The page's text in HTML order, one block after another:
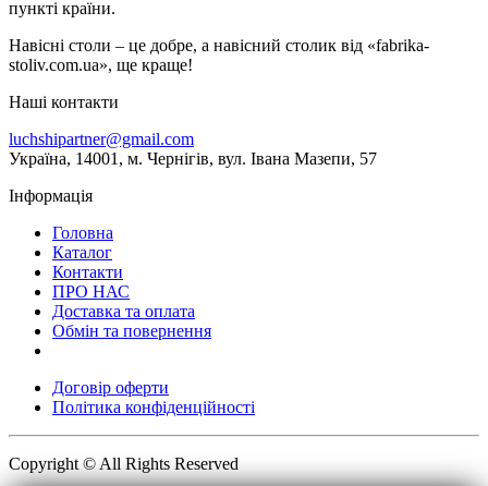
пункті країни.
Навісні столи – це добре, а навісний столик від «fabrika-
stoliv.com.ua», ще краще!
Наші контакти
luchshipartner@gmail.com
Українa, 14001, м. Чернігів, вул. Івана Мазепи, 57
Інформація
Головна
Каталог
Контакти
ПРО НАС
Доставка та оплата
Обмін та повернення
Договір оферти
Політика конфіденційності
Copyright © All Rights Reserved